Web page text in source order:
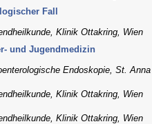
Fall
Klinik Ottakring, Wien
und Jugendmedizin
Endoskopie, St.
Klinik Ottakring, Wien
Klinik Ottakring, Wien